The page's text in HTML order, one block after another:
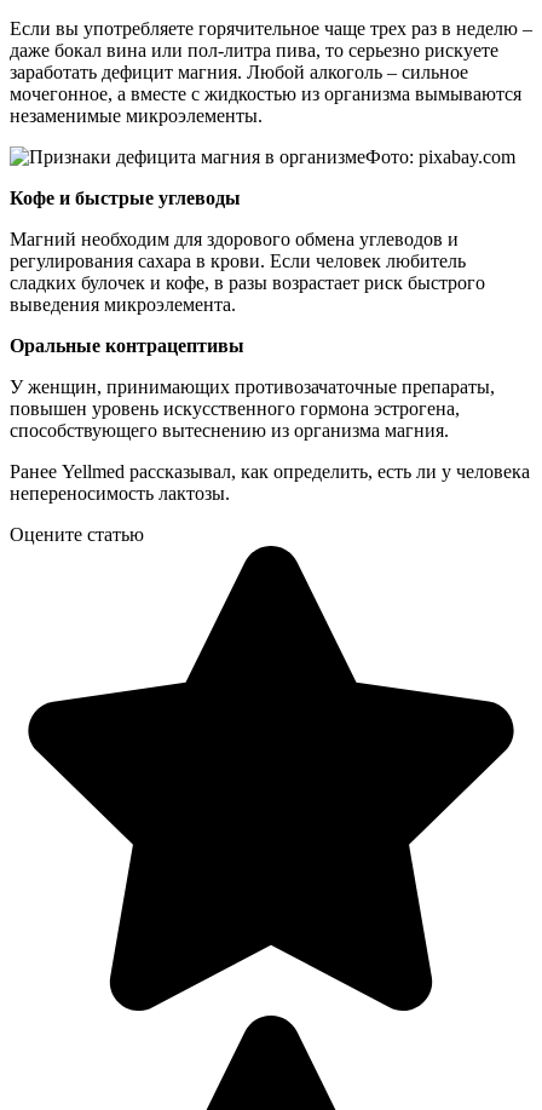
Если вы употребляете горячительное чаще трех раз в неделю –
даже бокал вина или пол-литра пива, то серьезно рискуете
заработать дефицит магния. Любой алкоголь – сильное
мочегонное, а вместе с жидкостью из организма вымываются
незаменимые микроэлементы.
Фото: pixabay.com
Кофе и быстрые углеводы
Магний необходим для здорового обмена углеводов и
регулирования сахара в крови. Если человек любитель
сладких булочек и кофе, в разы возрастает риск быстрого
выведения микроэлемента.
Оральные контрацептивы
У женщин, принимающих противозачаточные препараты,
повышен уровень искусственного гормона эстрогена,
способствующего вытеснению из организма магния.
Ранее Yellmed рассказывал, как определить, есть ли у человека
непереносимость лактозы.
Оцените статью